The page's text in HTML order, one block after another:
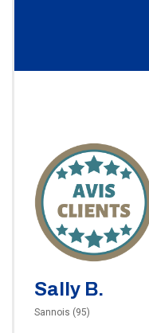
Sally B.
Sannois (95)